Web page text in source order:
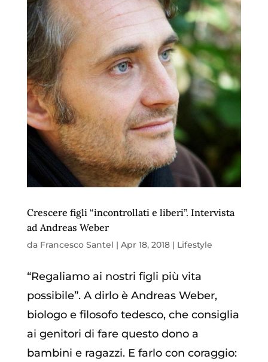
Crescere figli “incontrollati e liberi”. Intervista
ad Andreas Weber
da Francesco Santel | Apr 18, 2018| Lifestyle
“Regaliamo ai nostri figli più vita
possibile”. A dirlo è Andreas Weber,
biologo e filosofo tedesco, che consiglia
ai genitori di fare questo dono a
bambini e ragazzi. E farlo con coraggio: